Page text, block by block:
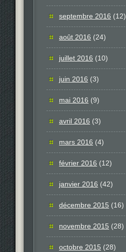
septembre 2016 (12)
août 2016 (24)
juillet 2016 (10)
juin 2016 (3)
mai 2016 (9)
avril 2016 (3)
mars 2016 (4)
février 2016 (12)
janvier 2016 (42)
décembre 2015 (16)
novembre 2015 (28)
octobre 2015 (28)